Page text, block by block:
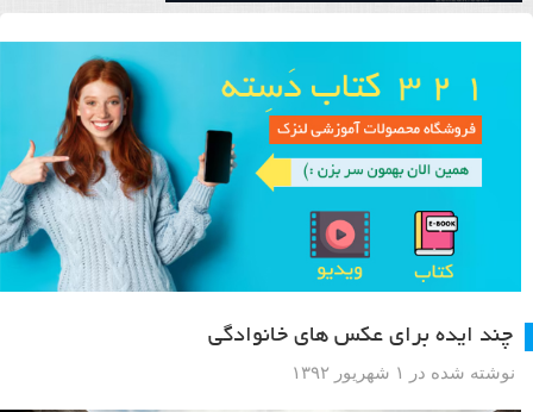
چند ایده برای عکس های خانوادگی
نوشته شده در ۱ شهریور ۱۳۹۲